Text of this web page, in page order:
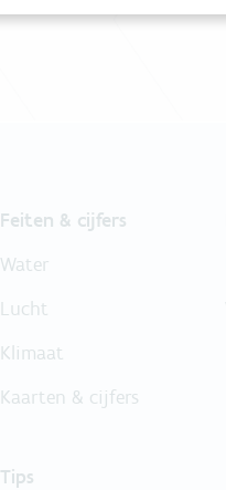
Feiten & cijfers
Water
Lucht
Klimaat
Kaarten & cijfers
Tips